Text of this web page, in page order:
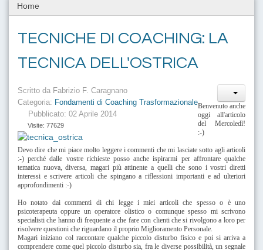
Home
TECNICHE DI COACHING: LA
TECNICA DELL'OSTRICA
Scritto da Fabrizio F. Caragnano
Categoria: Fondamenti di Coaching Trasformazionale
Pubblicato: 02 Aprile 2014
Visite: 77629
Benvenuto anche
oggi all'articolo
del Mercoledì!
:-)
Devo dire che mi piace molto leggere i commenti che mi lasciate sotto agli articoli
:-) perché dalle vostre richieste posso anche ispirarmi per affrontare qualche
tematica nuova, diversa, magari più attinente a quelli che sono i vostri diretti
interessi e scrivere articoli che spingano a riflessioni importanti e ad ulteriori
approfondimenti :-)
Ho notato dai commenti di chi legge i miei articoli che spesso o è uno
psicoterapeuta oppure un operatore olistico o comunque spesso mi scrivono
specialisti che hanno di frequente a che fare con clienti che si rivolgono a loro per
risolvere questioni che riguardano il proprio Miglioramento Personale.
Magari iniziano col raccontare qualche piccolo disturbo fisico e poi si arriva a
comprendere come quel piccolo disturbo sia, fra le diverse possibilità, un segnale